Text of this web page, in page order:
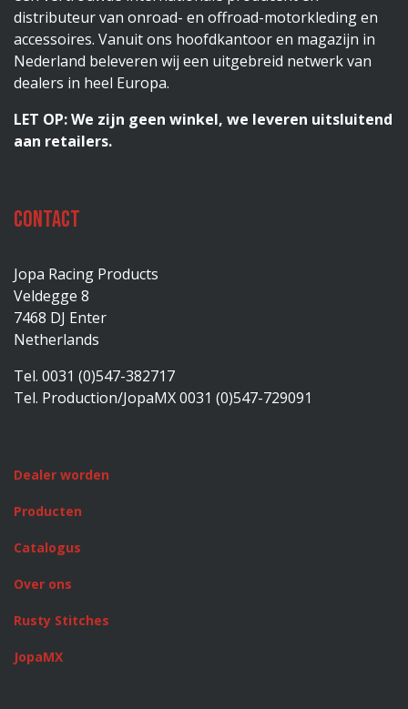
distributeur van onroad- en offroad-motorkleding en
accessoires. Vanuit ons hoofdkantoor en magazijn in
Nederland beleveren wij een uitgebreid netwerk van
dealers in heel Europa.
LET OP: We zijn geen winkel, we leveren uitsluitend
aan retailers.
Contact
Jopa Racing Products
Veldegge 8
7468 DJ Enter
Netherlands
Tel. 0031 (0)547-382717
Tel. Production/JopaMX 0031 (0)547-729091
Dealer worden
Producten
Catalogus
Over ons
Rusty Stitches
JopaMX